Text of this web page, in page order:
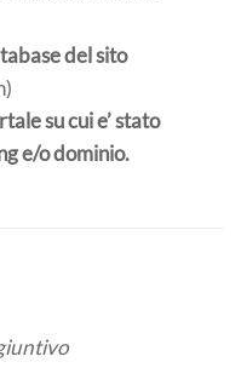
del sito
su cui e’ stato
e/o dominio.